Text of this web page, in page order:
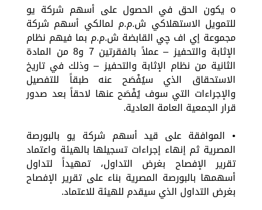
o يكون الحق في الحصول على أسهم شركة يو
للتمويل الاستهلاكي ش.م.م لمالكي أسهم شركة
مجموعة إي اف چي القابضة ش.م.م بما فيهم نظام
الإثابة والتحفيز – عملاً بالفقرتين 7 و8 من المادة
الثانية من نظام الإثابة والتحفيز – وذلك في تاريخ
الاستحقاق الذي سيُفْصَح عنه طبقاً للتفصيل
والإجراءات التي سوف يُفْصَح عنها لاحقاً بعد صدور
قرار الجمعية العامة العادية.
• الموافقة على قيد أسهم شركة يو بالبورصة
المصرية ثم إنهاء إجراءات تسجيلها بالهيئة واعتماد
تقرير الإفصاح بغرض التداول، تمهيداً لتداول
أسهمها بالبورصة المصرية بناء على تقرير الإفصاح
بغرض التداول الذي سيقدم للهيئة للاعتماد.